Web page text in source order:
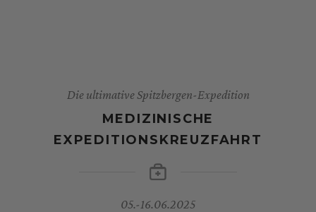
Die ultimative Spitzbergen-Expedition
MEDIZINISCHE
EXPEDITIONSKREUZFAHRT
05.-16.06.2025